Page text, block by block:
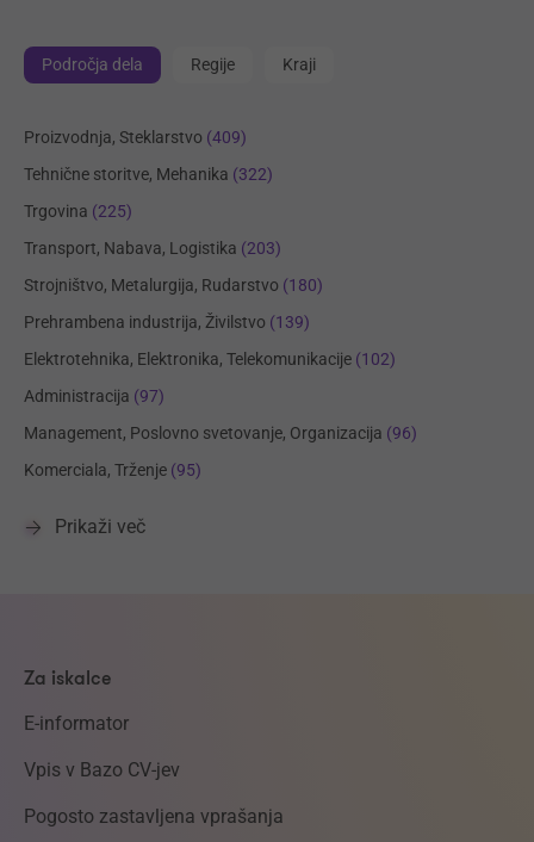
Področja dela Regije Kraji
Proizvodnja, Steklarstvo (409)
Tehnične storitve, Mehanika (322)
Trgovina (225)
Transport, Nabava, Logistika (203)
Strojništvo, Metalurgija, Rudarstvo (180)
Prehrambena industrija, Živilstvo (139)
Elektrotehnika, Elektronika, Telekomunikacije (102)
Administracija (97)
Management, Poslovno svetovanje, Organizacija (96)
Komerciala, Trženje (95)
Prikaži več
Za iskalce
E-informator
Vpis v Bazo CV-jev
Pogosto zastavljena vprašanja